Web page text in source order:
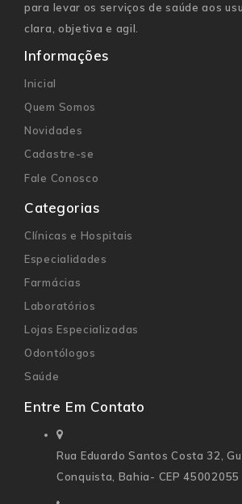
para levar os serviços de saúde aos
clara, objetiva e agil.
Informações
Inicial
Quem Somos
Novidades
Cadastre-se
Fale Conosco
Categorias
Clínicas e Hospitais
Especialidades
Farmácias
Laboratórios
Lojas Especializadas
Odontólogos
Saúde
Entre Em Contato
Rua Eduardo Santos Costa 32,
Conquista, Bahia- CEP 45002055